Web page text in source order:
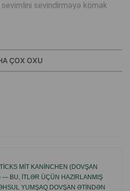
sevindirməyə kömək
və nəmə qarşı qoruyur.
boyayıcılar yoxdur. Təbii
ÇOX OXU
MIT KANINCHEN (DOVŞAN
BU, ITLƏR ÜÇÜN HAZIRLANMIŞ
YUMŞAQ DOVŞAN ƏTINDƏN